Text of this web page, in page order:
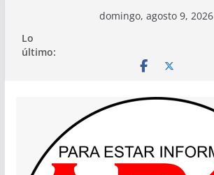
contenido
domingo, agosto 9, 2026
Lo
último: